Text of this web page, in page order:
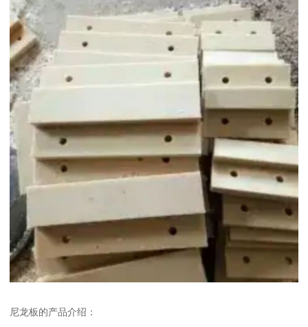
尼龙板的产品介绍：